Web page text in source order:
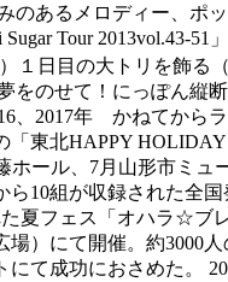
あるメロディー、ポ
Tour 2013vol.43-
）１日目の大トリを飾
のせて！にっぽん縦
、2017年 かねてから
東北HAPPY
ホール、7月山形市ミ
10組が収録された全
夏フェス「オハラ☆ブ
場）にて開催。約
て成功におさめた。